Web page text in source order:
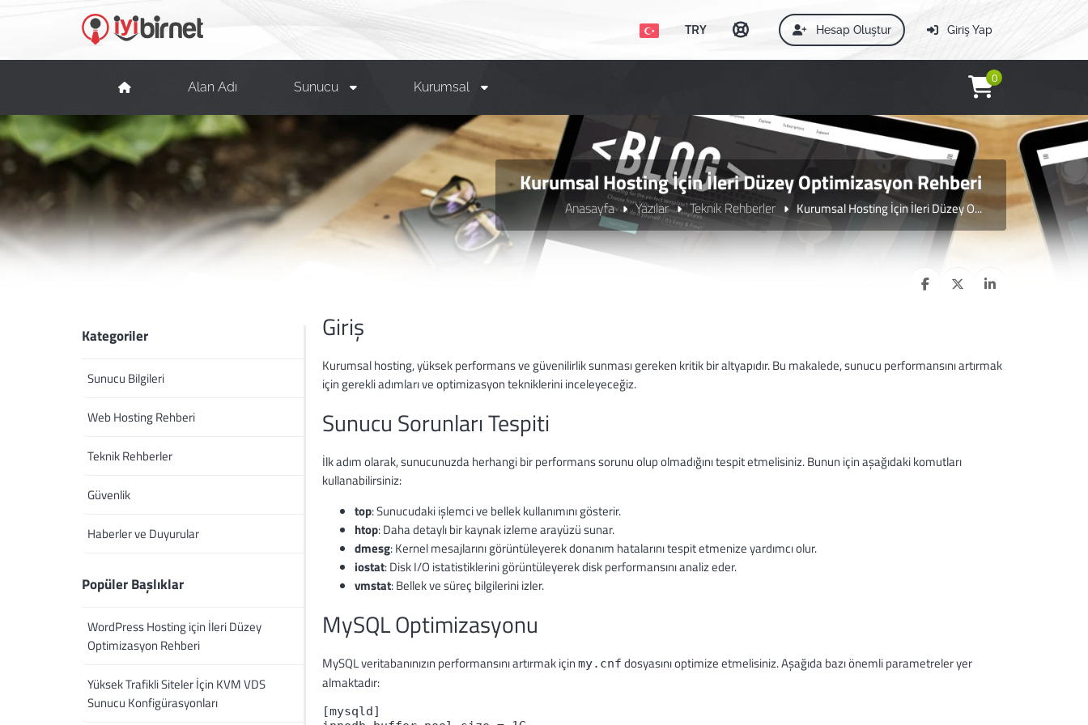
Giriş Yap
Hesap Oluştur
TRY
Alan Adı Sunucu Kurumsal
0
Kurumsal Hosting İçin İleri Düzey Optimizasyon Rehberi
Anasayfa Yazılar Teknik Rehberler Kurumsal Hosting İçin İleri Düzey O...
Giriş
Kurumsal hosting, yüksek performans ve güvenilirlik sunması gereken kritik bir altyapıdır. Bu makalede, sunucu performansını artırmak
için gerekli adımları ve optimizasyon tekniklerini inceleyeceğiz.
Sunucu Sorunları Tespiti
İlk adım olarak, sunucunuzda herhangi bir performans sorunu olup olmadığını tespit etmelisiniz. Bunun için aşağıdaki komutları
kullanabilirsiniz:
top: Sunucudaki işlemci ve bellek kullanımını gösterir.
htop: Daha detaylı bir kaynak izleme arayüzü sunar.
dmesg: Kernel mesajlarını görüntüleyerek donanım hatalarını tespit etmenize yardımcı olur.
iostat: Disk I/O istatistiklerini görüntüleyerek disk performansını analiz eder.
vmstat: Bellek ve süreç bilgilerini izler.
MySQL Optimizasyonu
MySQL veritabanınızın performansını artırmak için my.cnf dosyasını optimize etmelisiniz. Aşağıda bazı önemli parametreler yer
almaktadır:
[mysqld]
Kategoriler
Sunucu Bilgileri
Web Hosting Rehberi
Teknik Rehberler
Güvenlik
Haberler ve Duyurular
Popüler Başlıklar
WordPress Hosting için İleri Düzey
Optimizasyon Rehberi
Yüksek Trafikli Siteler İçin KVM VDS
Sunucu Konfigürasyonları